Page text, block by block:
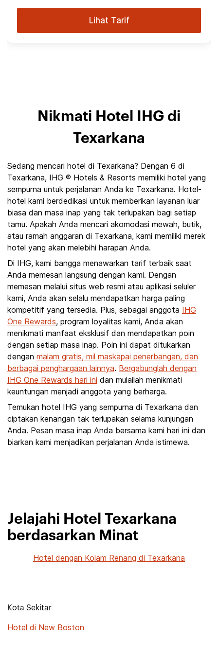
Lihat Tarif
Nikmati Hotel IHG di
Texarkana
Sedang mencari hotel di Texarkana? Dengan 6 di
Texarkana, IHG ® Hotels & Resorts memiliki hotel yang
sempurna untuk perjalanan Anda ke Texarkana. Hotel-
hotel kami berdedikasi untuk memberikan layanan luar
biasa dan masa inap yang tak terlupakan bagi setiap
tamu. Apakah Anda mencari akomodasi mewah, butik,
atau ramah anggaran di Texarkana, kami memiliki merek
hotel yang akan melebihi harapan Anda.
Di IHG, kami bangga menawarkan tarif terbaik saat
Anda memesan langsung dengan kami. Dengan
memesan melalui situs web resmi atau aplikasi seluler
kami, Anda akan selalu mendapatkan harga paling
kompetitif yang tersedia. Plus, sebagai anggota IHG
One Rewards, program loyalitas kami, Anda akan
menikmati manfaat eksklusif dan mendapatkan poin
dengan setiap masa inap. Poin ini dapat ditukarkan
dengan malam gratis, mil maskapai penerbangan, dan
berbagai penghargaan lainnya. Bergabunglah dengan
IHG One Rewards hari ini dan mulailah menikmati
keuntungan menjadi anggota yang berharga.
Temukan hotel IHG yang sempurna di Texarkana dan
ciptakan kenangan tak terlupakan selama kunjungan
Anda. Pesan masa inap Anda bersama kami hari ini dan
biarkan kami menjadikan perjalanan Anda istimewa.
Jelajahi Hotel Texarkana
berdasarkan Minat
Hotel dengan Kolam Renang di Texarkana
Kota Sekitar
Hotel di New Boston